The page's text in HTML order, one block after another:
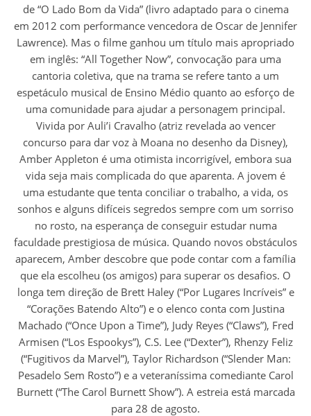
de “O Lado Bom da Vida” (livro adaptado para o cinema
em 2012 com performance vencedora de Oscar de Jennifer
Lawrence). Mas o filme ganhou um título mais apropriado
em inglês: “All Together Now”, convocação para uma
cantoria coletiva, que na trama se refere tanto a um
espetáculo musical de Ensino Médio quanto ao esforço de
uma comunidade para ajudar a personagem principal.
Vivida por Auli’i Cravalho (atriz revelada ao vencer
concurso para dar voz à Moana no desenho da Disney),
Amber Appleton é uma otimista incorrigível, embora sua
vida seja mais complicada do que aparenta. A jovem é
uma estudante que tenta conciliar o trabalho, a vida, os
sonhos e alguns difíceis segredos sempre com um sorriso
no rosto, na esperança de conseguir estudar numa
faculdade prestigiosa de música. Quando novos obstáculos
aparecem, Amber descobre que pode contar com a família
que ela escolheu (os amigos) para superar os desafios. O
longa tem direção de Brett Haley (“Por Lugares Incríveis” e
“Corações Batendo Alto”) e o elenco conta com Justina
Machado (“Once Upon a Time”), Judy Reyes (“Claws”), Fred
Armisen (“Los Espookys”), C.S. Lee (“Dexter”), Rhenzy Feliz
(“Fugitivos da Marvel”), Taylor Richardson (“Slender Man:
Pesadelo Sem Rosto”) e a veteraníssima comediante Carol
Burnett (“The Carol Burnett Show”). A estreia está marcada
para 28 de agosto.